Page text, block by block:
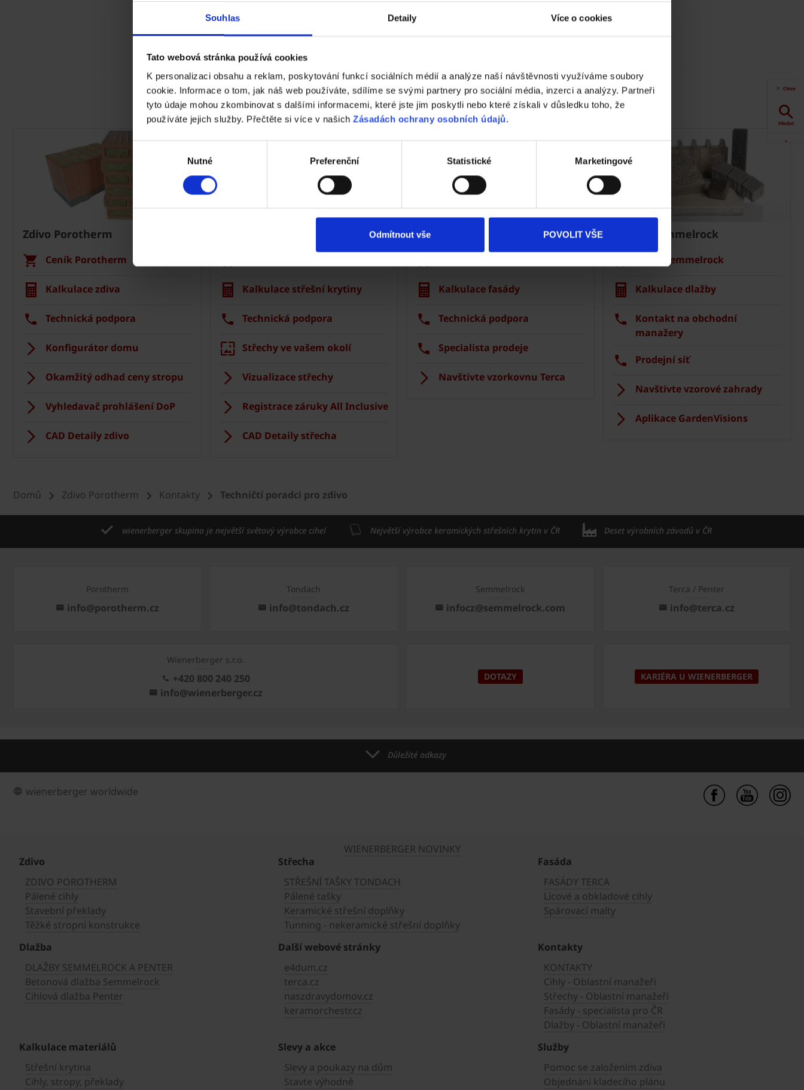
Souhlas Detaily Více o cookies
Tato webová stránka používá cookies
K personalizaci obsahu a reklam, poskytování funkcí sociálních médií a analýze naší návštěvnosti využíváme soubory
cookie. Informace o tom, jak náš web používáte, sdílíme se svými partnery pro sociální média, inzerci a analýzy. Partneři
tyto údaje mohou zkombinovat s dalšími informacemi, které jste jim poskytli nebo které získali v důsledku toho, že
používáte jejich služby. Přečtěte si více v našich Zásadách ochrany osobních údajů.
Nutné Preferenční Statistické Marketingové
Odmítnout vše POVOLIT VŠE
Konfigurace domu za 5 minut
Nástroje a služby
Zdivo Porotherm
Ceník Porotherm
Kalkulace zdiva
Technická podpora
Konfigurátor domu
Okamžitý odhad ceny stropu
Vyhledavač prohlášení DoP
CAD Detaily zdivo
Kalkulace střešní krytiny
Technická podpora
Střechy ve vašem okolí
Vizualizace střechy
Registrace záruky All Inclusive
CAD Detaily střecha
Fasáda Terca
Kalkulace fasády
Technická podpora
Specialista prodeje
Navštivte vzorkovnu Terca
Dlažba Semmelrock
Ceník Semmelrock
Kalkulace dlažby
Kontakt na obchodní
manažery
Prodejní síť
Navštivte vzorové zahrady
Aplikace GardenVisions
Close
Hledat
Domů Zdivo Porotherm Kontakty Techničtí poradci pro zdivo
wienerberger skupina je největší světový výrobce cihel Největší výrobce keramických střešních krytin v ČR Deset výrobních závodů v ČR
Porotherm
info@porotherm.cz
Tondach
info@tondach.cz
Semmelrock
infocz@semmelrock.com
Terca / Penter
info@terca.cz
Wienerberger s.r.o.
+420 800 240 250
info@wienerberger.cz
DOTAZY KARIÉRA U WIENERBERGER
Důležité odkazy
wienerberger worldwide
WIENERBERGER NOVINKY
Zdivo
ZDIVO POROTHERM
Pálené cihly
Stavební překlady
Těžké stropní konstrukce
Střecha
STŘEŠNÍ TAŠKY TONDACH
Pálené tašky
Keramické střešní doplňky
Tunning - nekeramické střešní doplňky
Fasáda
FASÁDY TERCA
Lícové a obkladové cihly
Spárovací malty
Dlažba
DLAŽBY SEMMELROCK A PENTER
Betonová dlažba Semmelrock
Cihlová dlažba Penter
Další webové stránky
e4dum.cz
terca.cz
naszdravydomov.cz
keramorchestr.cz
Kontakty
KONTAKTY
Cihly - Oblastní manažeři
Střechy - Oblastní manažeři
Fasády - specialista pro ČR
Dlažby - Oblastní manažeři
Kalkulace materiálů
Střešní krytina
Cihly, stropy, překlady
Slevy a akce
Slevy a poukazy na dům
Stavte výhodně
Služby
Pomoc se založením zdiva
Objednání kladecího plánu